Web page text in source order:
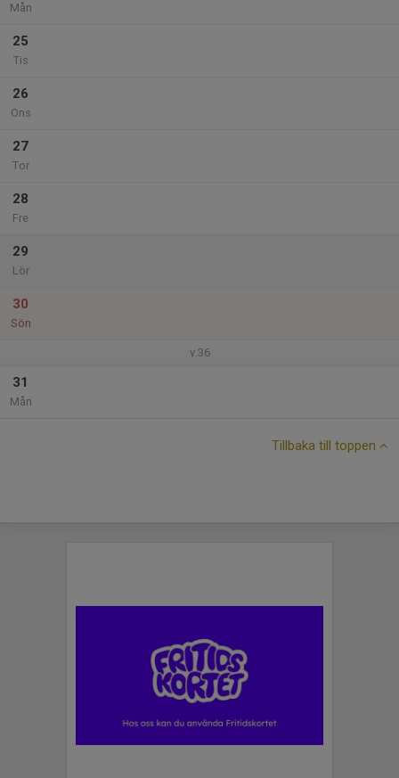
Mån
25
Tis
26
Ons
27
Tor
28
Fre
29
Lör
30
Sön
v.36
31
Mån
Tillbaka till toppen